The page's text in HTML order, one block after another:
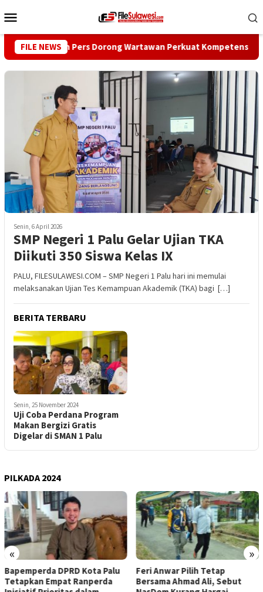
ke
Mobile
FILE NEWS
Dewan Pers Dorong Wartawan Perkuat Kompetensi dan
Senin, 6 April 2026
SMP Negeri 1 Palu Gelar Ujian TKA
Diikuti 350 Siswa Kelas IX
PALU, FILESULAWESI.COM – SMP Negeri 1 Palu hari ini memulai
melaksanakan Ujian Tes Kemampuan Akademik (TKA) bagi […]
BERITA TERBARU
Senin, 25 November 2024
Uji Coba Perdana Program
Makan Bergizi Gratis
Digelar di SMAN 1 Palu
PILKADA 2024
« »
DPRD Kota Palu
Empat Ranperda
Feri Anwar Pilih Tetap
Bersama Ahmad Ali, Sebut